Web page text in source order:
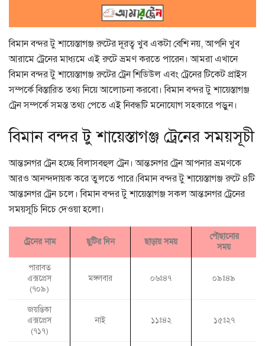
বিমান বন্দর টু শায়েস্তাগঞ্জ রুটের দূরত্ব খুব একটা বেশি নয়, আপনি খুব
আরামে ট্রেনের মাধ্যমে এই রুটে ভ্রমণ করতে পারেন। আমরা এখানে
বিমান বন্দর টু শায়েস্তাগঞ্জ রুটের ট্রেন শিডিউল এবং ট্রেনের টিকেট প্রাইস
সম্পর্কে বিস্তারিত তথ্য নিয়ে আলোচনা করবো। বিমান বন্দর টু শায়েস্তাগঞ্জ
ট্রেন সম্পর্কে সমস্ত তথ্য পেতে এই নিবন্ধটি মনোযোগ সহকারে পড়ুন।
বিমান বন্দর টু শায়েস্তাগঞ্জ ট্রেনের সময়সূচী
আন্তঃনগর ট্রেন হচ্ছে বিলাসবহুল ট্রেন। আন্তঃনগর ট্রেন আপনার ভ্রমণকে
আরও আনন্দদায়ক করে তুলতে পারে।বিমান বন্দর টু শায়েস্তাগঞ্জ রুটে ৪টি
আন্তঃনগর ট্রেন চলে। বিমান বন্দর টু শায়েস্তাগঞ্জ সকল আন্তঃনগর ট্রেনের
সময়সূচি নিচে দেওয়া হলো।
ট্রেনের নাম ছুটির দিন ছাড়ায় সময়
পৌছানোর
সময়
পারাবত
এক্সপ্রেস
(৭০৯)
মঙ্গলবার ০৬ঃ৪৭ ০৯ঃ৪৯
জয়ন্তিকা
এক্সপ্রেস
(৭১৭)
নাই ১১ঃ৪২ ১৫ঃ২৭